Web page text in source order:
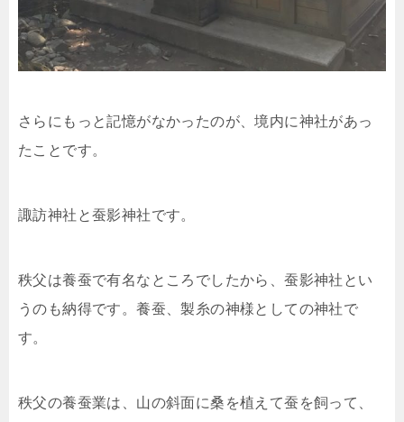
さらにもっと記憶がなかったのが、境内に神社があっ
たことです。
諏訪神社と蚕影神社です。
秩父は養蚕で有名なところでしたから、蚕影神社とい
うのも納得です。養蚕、製糸の神様としての神社で
す。
秩父の養蚕業は、山の斜面に桑を植えて蚕を飼って、